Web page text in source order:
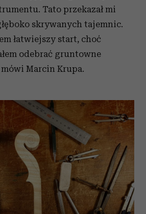
Tato przekazał mi
skrywanych tajemnic.
łatwiejszy start, choć
odebrać gruntowne
mówi Marcin Krupa.